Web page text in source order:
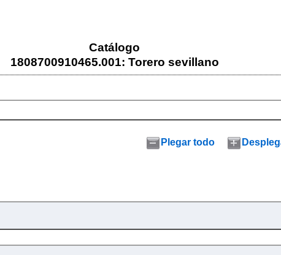
Catálogo
1808700910465.001: Torero sevillano
Plegar todo